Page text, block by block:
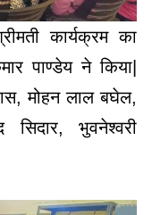
कार्यक्रम का
पाण्डेय ने किया|
मोहन लाल बघेल,
सिदार, भुवनेश्वरी